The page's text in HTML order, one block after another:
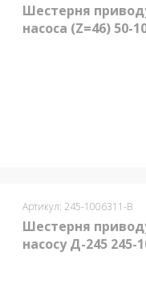
Шестерня
насоса (Z=46) 50-
Артикул: 245-1006311-В
Шестерня
насосу Д-245 245-